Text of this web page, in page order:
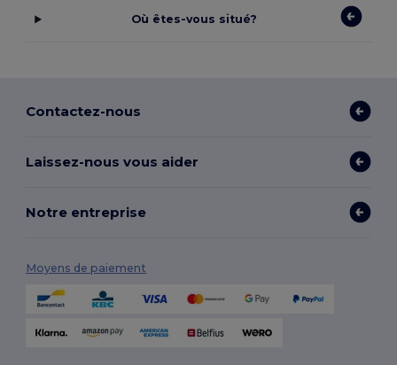
Où êtes-vous situé?
Contactez-nous
Laissez-nous vous aider
Notre entreprise
Moyens de paiement